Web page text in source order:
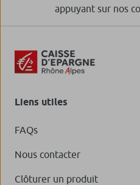
appuyant sur nos
Liens utiles
FAQs
Nous contacter
Clôturer un produit